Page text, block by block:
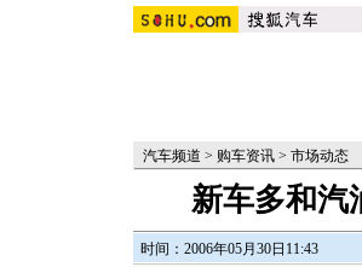
汽车频道 > 购车资讯 > 市场动态
新车多和汽
时间：2006年05月30日11:43